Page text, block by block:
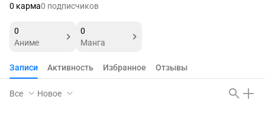
0 карма0 подписчиков
0
Аниме
0
Манга
Записи Активность Избранное Отзывы
Все Новое